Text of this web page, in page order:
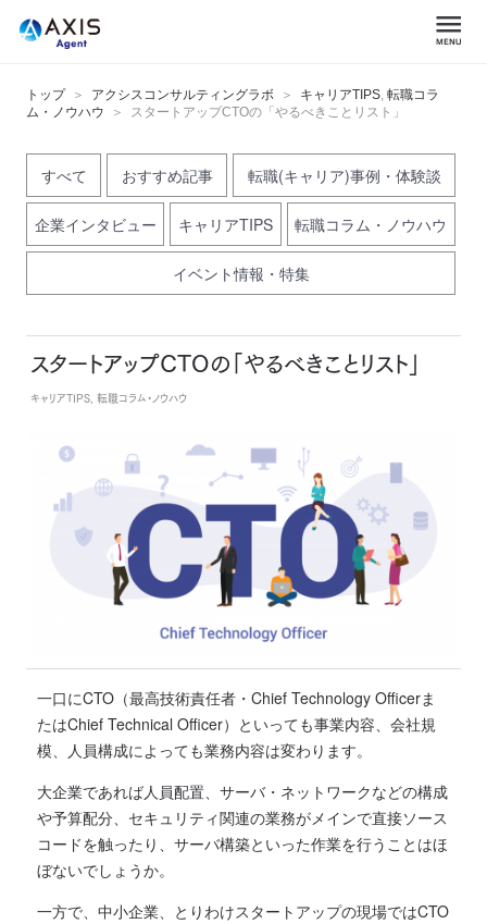
トップ アクシスコンサルティングラボ キャリアTIPS, 転職コラ
ム・ノウハウ
スタートアップCTOの「やるべきことリスト」
すべて おすすめ記事 転職(キャリア)事例・体験談
企業インタビュー キャリアTIPS 転職コラム・ノウハウ
イベント情報・特集
スタートアップCTOの「やるべきことリスト」
キャリアTIPS, 転職コラム・ノウハウ
一口にCTO（最高技術責任者・Chief Technology Officerま
たはChief Technical Officer）といっても事業内容、会社規
模、人員構成によっても業務内容は変わります。
大企業であれば人員配置、サーバ・ネットワークなどの構成
や予算配分、セキュリティ関連の業務がメインで直接ソース
コードを触ったり、サーバ構築といった作業を行うことはほ
ぼないでしょうか。
一方で、中小企業、とりわけスタートアップの現場ではCTO